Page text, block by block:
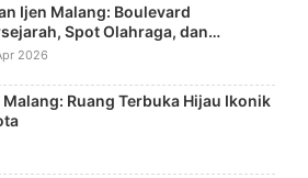
Ijen Malang: Boulevard
Spot Olahraga, dan
Instagramable Kota
2026
Ruang Terbuka Hijau Ikonik